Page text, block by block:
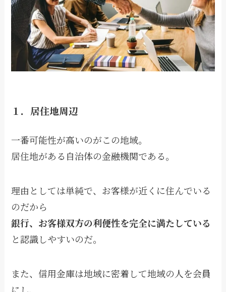
１．居住地周辺
一番可能性が高いのがこの地域。
居住地がある自治体の金融機関である。
理由としては単純で、お客様が近くに住んでいる
のだから
銀行、お客様双方の利便性を完全に満たしている
と認識しやすいのだ。
また、信用金庫は地域に密着して地域の人を会員
にし、